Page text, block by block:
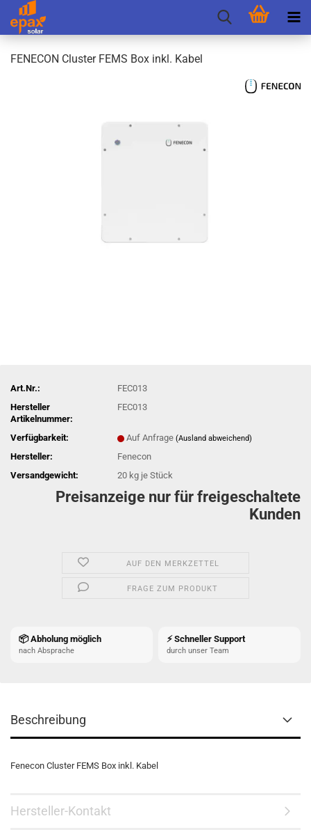
FEN­E­CON Clus­ter FEMS Box inkl. Kabel
Art.Nr.:
FEC013
Hersteller
Artikelnummer:
FEC013
Verfügbarkeit: Auf Anfrage (Ausland abweichend)
Hersteller:
Fenecon
Versandgewicht:
20 kg je Stück
Preisanzeige nur für freigeschaltete
Kunden
AUF DEN MERKZETTEL
FRAGE ZUM PRODUKT
📦 Abholung möglich
nach Absprache
⚡ Schneller Support
durch unser Team
Beschreibung
Fenecon Cluster FEMS Box inkl. Kabel
Hersteller-Kontakt